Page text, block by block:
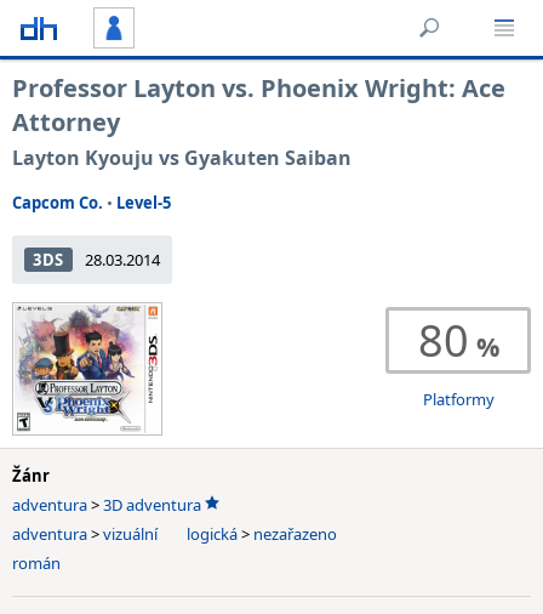
Professor Layton vs. Phoenix Wright: Ace
Attorney
Layton Kyouju vs Gyakuten Saiban
Capcom Co. • Level-5
3DS 28.03.2014
80
Platformy
Žánr
adventura>3D adventura
adventura>vizuální
román
logická> nezařazeno